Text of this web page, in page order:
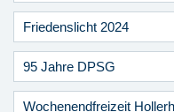
Friedenslicht 2024
95 Jahre DPSG
Wochenendfreizeit